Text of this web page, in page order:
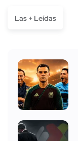
Las + Leídas